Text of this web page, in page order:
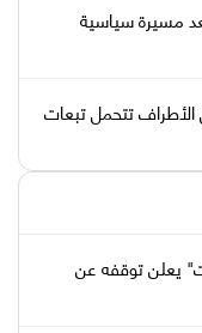
مسيرة سياسية
تتحمل تبعات
يعلن توقفه عن